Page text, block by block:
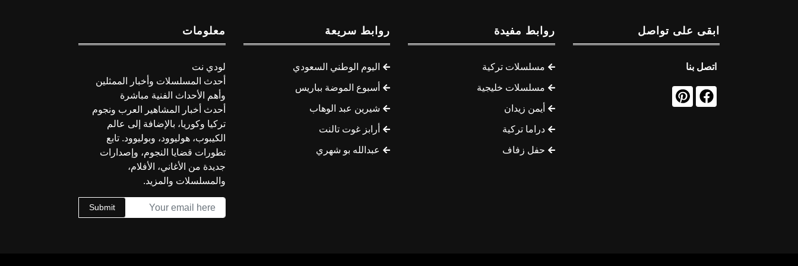
ابقى على تواصل
اتصل بنا
روابط مفيدة
مسلسلات تركية
مسلسلات خليجية
أيمن زيدان
دراما تركية
حفل زفاف
روابط سريعة
اليوم الوطني السعودي
أسبوع الموضة بباريس
شيرين عبد الوهاب
أرابز غوت تالنت
عبدالله بو شهري
معلومات
لودي نت
أحدث المسلسلات وأخبار الممثلين
وأهم الأحداث الفنية مباشرة
أحدث أخبار المشاهير العرب ونجوم
تركيا وكوريا، بالإضافة إلى عالم
الكيبوب، هوليوود، وبوليوود. تابع
تطورات قضايا النجوم، وإصدارات
جديدة من الأغاني، الأفلام،
والمسلسلات والمزيد.
Submit